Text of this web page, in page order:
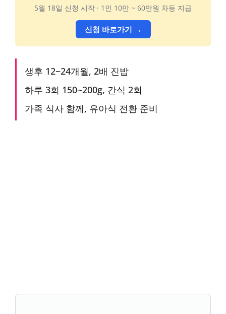
5월 18일 신청 시작 · 1인 10만 ~ 60만원 차등 지급
신청 바로가기 →
생후 12~24개월, 2배 진밥
하루 3회 150~200g, 간식 2회
가족 식사 함께, 유아식 전환 준비